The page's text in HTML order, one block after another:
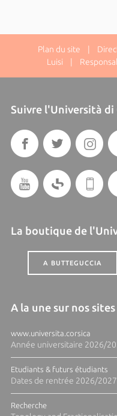
Plan du site |
Luisi |
Suivre l'Università di
La boutique de
A BUTTEGUCCIA
A la une sur nos
www.universita.corsica
Année universitaire 2026/
Etudiants & futurs étudiants
Dates de rentrée 2026/
Recherche